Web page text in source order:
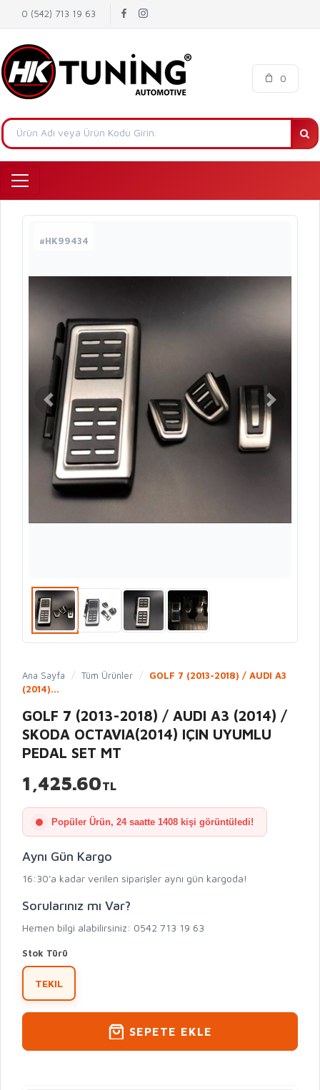
0 (542) 713 19 63
0
#HK99434
Ana Sayfa / Tüm Ürünler /
GOLF 7 (2013-2018) / AUDI A3
(2014)...
GOLF 7 (2013-2018) / AUDI A3 (2014) /
SKODA OCTAVIA(2014) IÇIN UYUMLU
PEDAL SET MT
1,425.60TL
Popüler Ürün, 24 saatte 1408 kişi görüntüledi!
Aynı Gün Kargo
16:30'a kadar verilen siparişler aynı gün kargoda!
Sorularınız mı Var?
Hemen bilgi alabilirsiniz: 0542 713 19 63
Stok Türü
TEKIL
SEPETE EKLE